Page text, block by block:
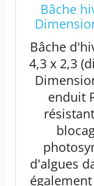
Bâche
580 g/
Bâche
4,3 x 2,3
enduit
d'algues